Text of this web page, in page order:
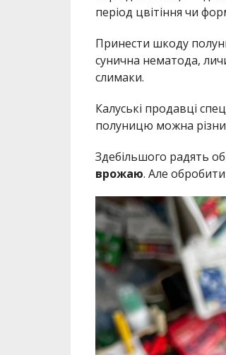
період цвітіння чи
Принести шкоду
сунична нематода,
слимаки.
Калуські продавці
полуницю можна
Здебільшого радять
врожаю. Але